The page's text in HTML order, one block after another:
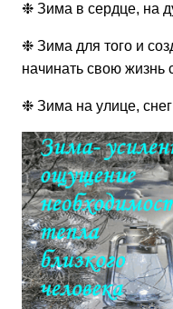
❉ Зима в сердце, на
❉ Зима для того и
начинать свою жизнь
❉ Зима на улице,